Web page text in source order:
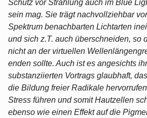
Schutz vor Strahlung auch im Blue
sein mag. Sie trägt nachvollziehbar
Spektrum benachbarten Lichtarten
und sich z.T. auch überschneiden, so
nicht an der virtuellen
enden sollte. Auch ist es angesichts
substanziierten Vortrags glaubhaft,
die Bildung freier Radikale
Stress führen und somit Hautzellen
ebenso wie einen Effekt auf die